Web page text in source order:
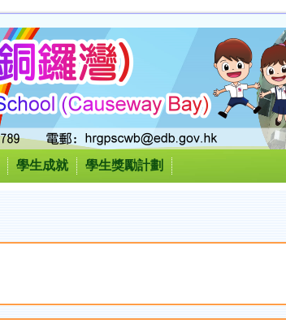
學生成就 學生獎勵計劃